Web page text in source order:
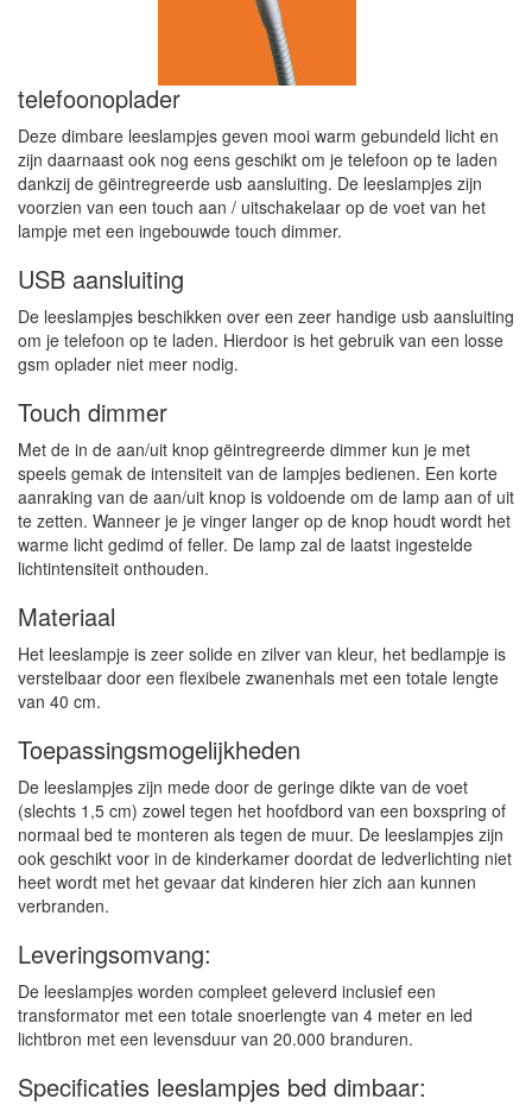
telefoonoplader
Deze dimbare leeslampjes geven mooi warm gebundeld licht en
zijn daarnaast ook nog eens geschikt om je telefoon op te laden
dankzij de gëintregreerde usb aansluiting. De leeslampjes zijn
voorzien van een touch aan / uitschakelaar op de voet van het
lampje met een ingebouwde touch dimmer.
USB aansluiting
De leeslampjes beschikken over een zeer handige usb aansluiting
om je telefoon op te laden. Hierdoor is het gebruik van een losse
gsm oplader niet meer nodig.
Touch dimmer
Met de in de aan/uit knop gëintregreerde dimmer kun je met
speels gemak de intensiteit van de lampjes bedienen. Een korte
aanraking van de aan/uit knop is voldoende om de lamp aan of uit
te zetten. Wanneer je je vinger langer op de knop houdt wordt het
warme licht gedimd of feller. De lamp zal de laatst ingestelde
lichtintensiteit onthouden.
Materiaal
Het leeslampje is zeer solide en zilver van kleur, het bedlampje is
verstelbaar door een flexibele zwanenhals met een totale lengte
van 40 cm.
Toepassingsmogelijkheden
De leeslampjes zijn mede door de geringe dikte van de voet
(slechts 1,5 cm) zowel tegen het hoofdbord van een boxspring of
normaal bed te monteren als tegen de muur. De leeslampjes zijn
ook geschikt voor in de kinderkamer doordat de ledverlichting niet
heet wordt met het gevaar dat kinderen hier zich aan kunnen
verbranden.
Leveringsomvang:
De leeslampjes worden compleet geleverd inclusief een
transformator met een totale snoerlengte van 4 meter en led
lichtbron met een levensduur van 20.000 branduren.
Specificaties leeslampjes bed dimbaar: